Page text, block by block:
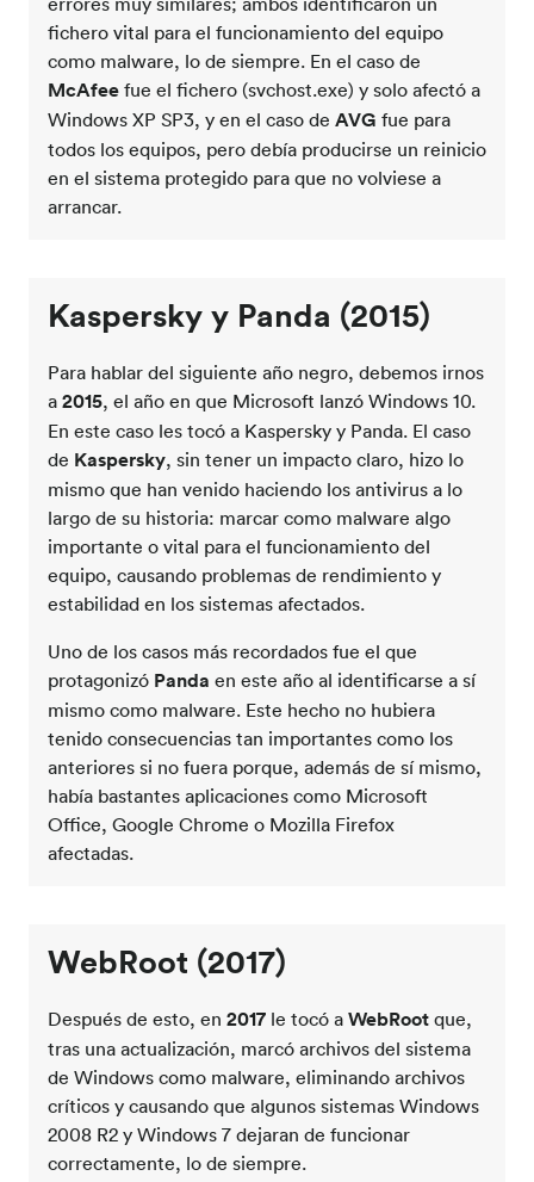
fichero vital para el funcionamiento del equipo
como malware, lo de siempre. En el caso de
McAfee fue el fichero (svchost.exe) y solo afectó a
Windows XP SP3, y en el caso de AVG fue para
todos los equipos, pero debía producirse un reinicio
en el sistema protegido para que no volviese a
arrancar.
Kaspersky y Panda (2015)
Para hablar del siguiente año negro, debemos irnos
a 2015, el año en que Microsoft lanzó Windows 10.
En este caso les tocó a Kaspersky y Panda. El caso
de Kaspersky, sin tener un impacto claro, hizo lo
mismo que han venido haciendo los antivirus a lo
largo de su historia: marcar como malware algo
importante o vital para el funcionamiento del
equipo, causando problemas de rendimiento y
estabilidad en los sistemas afectados.
Uno de los casos más recordados fue el que
protagonizó Panda en este año al identificarse a sí
mismo como malware. Este hecho no hubiera
tenido consecuencias tan importantes como los
anteriores si no fuera porque, además de sí mismo,
había bastantes aplicaciones como Microsoft
Office, Google Chrome o Mozilla Firefox
afectadas.
WebRoot (2017)
Después de esto, en 2017 le tocó a WebRoot que,
tras una actualización, marcó archivos del sistema
de Windows como malware, eliminando archivos
críticos y causando que algunos sistemas Windows
2008 R2 y Windows 7 dejaran de funcionar
correctamente, lo de siempre.